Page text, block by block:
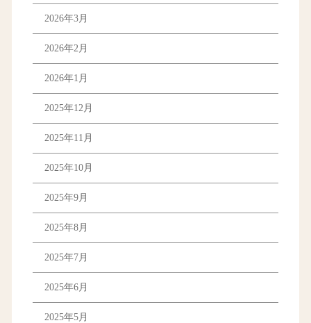
2026年3月
2026年2月
2026年1月
2025年12月
2025年11月
2025年10月
2025年9月
2025年8月
2025年7月
2025年6月
2025年5月